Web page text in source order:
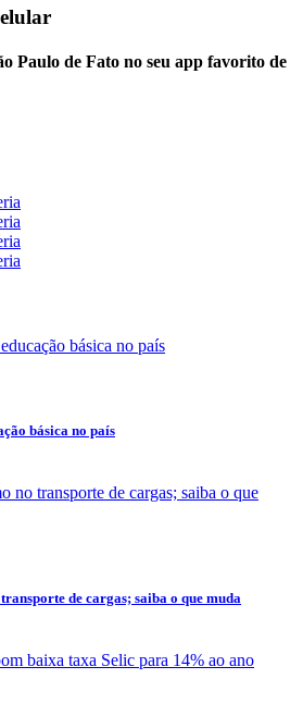
Paulo de Fato no seu app favorito de
básica no país
de cargas; saiba o que muda